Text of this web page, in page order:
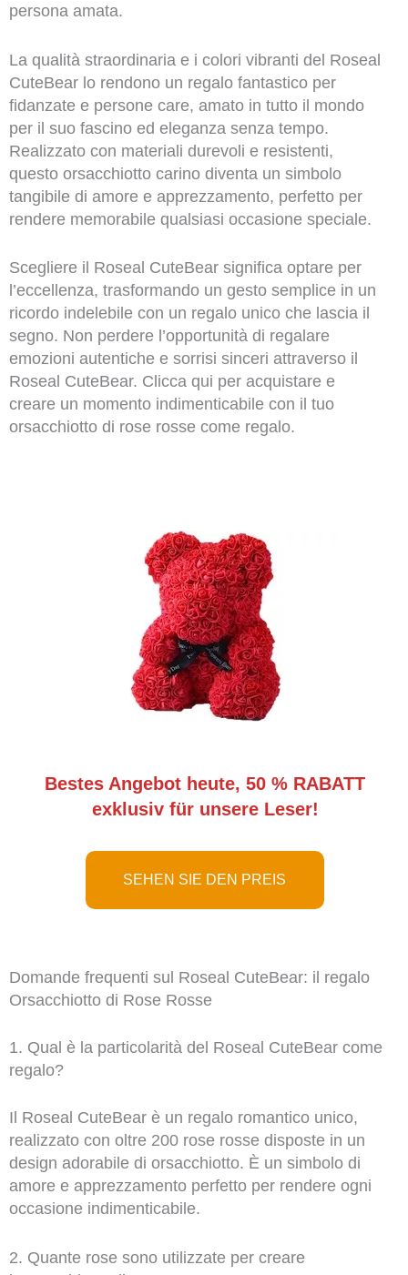
persona amata.
La qualità straordinaria e i colori vibranti del Roseal
CuteBear lo rendono un regalo fantastico per
fidanzate e persone care, amato in tutto il mondo
per il suo fascino ed eleganza senza tempo.
Realizzato con materiali durevoli e resistenti,
questo orsacchiotto carino diventa un simbolo
tangibile di amore e apprezzamento, perfetto per
rendere memorabile qualsiasi occasione speciale.
Scegliere il Roseal CuteBear significa optare per
l’eccellenza, trasformando un gesto semplice in un
ricordo indelebile con un regalo unico che lascia il
segno. Non perdere l’opportunità di regalare
emozioni autentiche e sorrisi sinceri attraverso il
Roseal CuteBear. Clicca qui per acquistare e
creare un momento indimenticabile con il tuo
orsacchiotto di rose rosse come regalo.
Bestes Angebot heute, 50 % RABATT
exklusiv für unsere Leser!
SEHEN SIE DEN PREIS
Domande frequenti sul Roseal CuteBear: il regalo
Orsacchiotto di Rose Rosse
1. Qual è la particolarità del Roseal CuteBear come
regalo?
Il Roseal CuteBear è un regalo romantico unico,
realizzato con oltre 200 rose rosse disposte in un
design adorabile di orsacchiotto. È un simbolo di
amore e apprezzamento perfetto per rendere ogni
occasione indimenticabile.
2. Quante rose sono utilizzate per creare